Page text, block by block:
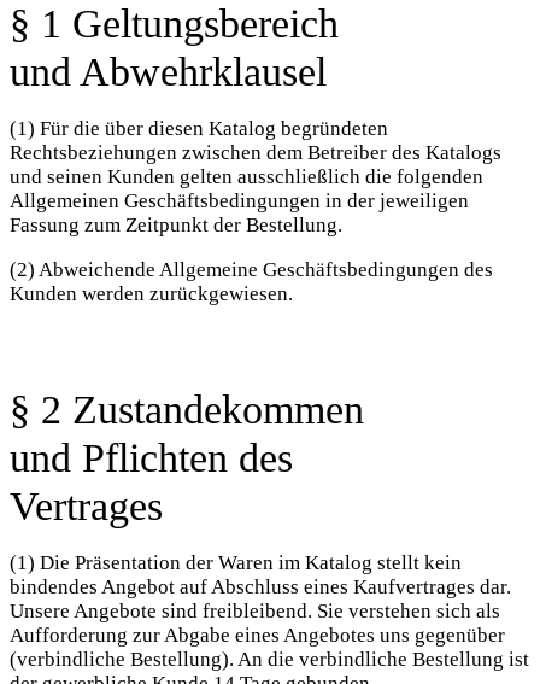
§ 1 Geltungsbereich
und Abwehrklausel
(1) Für die über diesen Katalog begründeten
Rechtsbeziehungen zwischen dem Betreiber des Katalogs
und seinen Kunden gelten ausschließlich die folgenden
Allgemeinen Geschäftsbedingungen in der jeweiligen
Fassung zum Zeitpunkt der Bestellung.
(2) Abweichende Allgemeine Geschäftsbedingungen des
Kunden werden zurückgewiesen.
§ 2 Zustandekommen
und Pflichten des
Vertrages
(1) Die Präsentation der Waren im Katalog stellt kein
bindendes Angebot auf Abschluss eines Kaufvertrages dar.
Unsere Angebote sind freibleibend. Sie verstehen sich als
Aufforderung zur Abgabe eines Angebotes uns gegenüber
(verbindliche Bestellung). An die verbindliche Bestellung ist